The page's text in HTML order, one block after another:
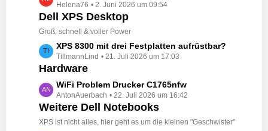
e
t
z
e
B
i
r
ä
Helena76 2. Juni 2026 um 09:54
Dell XPS Desktop
Groß, schnell & voller Power
L
e
t
z
t
e
B
XPS 8300 mit drei Festplatten aufrüstbar?
TillmannLind 21. Juli 2026 um 17:03
Hardware
L
e
t
z
WiFi Problem Drucker C1765nfw
AntonAuerbach 22. Juli 2026 um 16:42
Weitere Dell Notebooks
XPS ist nicht alles, hier geht es um die kleinen "Geschwister"